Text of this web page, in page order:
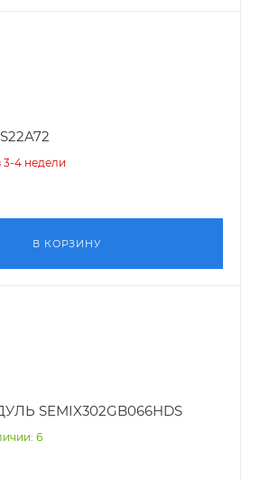
3-4 недели
В КОРЗИНУ
SEMIX302GB066HDS
6